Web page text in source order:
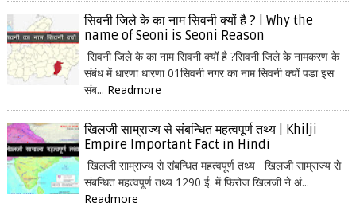
सिवनी जिले के का नाम सिवनी क्यों है ? | Why the
name of Seoni is Seoni Reason
सिवनी जिले के का नाम सिवनी क्यों है ?सिवनी जिले के नामकरण के
संबंध में धारणा धारणा 01सिवनी नगर का नाम सिवनी क्यों पडा इस
संब... Readmore
खिलजी साम्राज्य से संबन्धित महत्वपूर्ण तथ्य | Khilji
Empire Important Fact in Hindi
खिलजी साम्राज्य से संबन्धित महत्वपूर्ण तथ्य खिलजी साम्राज्य से
संबन्धित महत्वपूर्ण तथ्य 1290 ई. में फिरोज खिलजी ने अं...
Readmore